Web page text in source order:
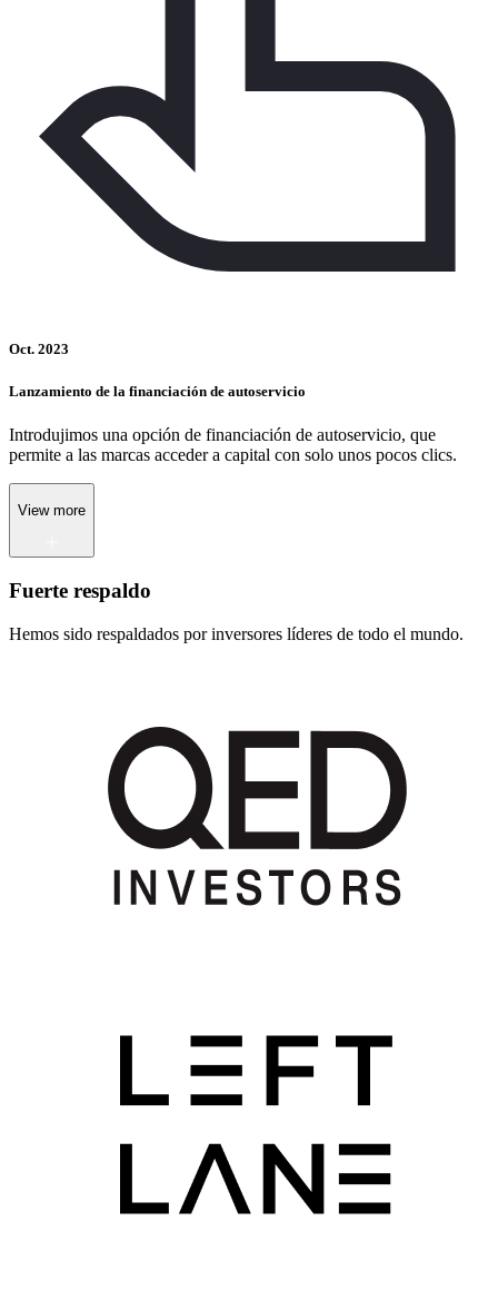
Oct. 2023
Lanzamiento de la financiación de autoservicio
Introdujimos una opción de financiación de autoservicio, que
permite a las marcas acceder a capital con solo unos pocos clics.
View more
Fuerte respaldo
Hemos sido respaldados por inversores líderes de todo el mundo.